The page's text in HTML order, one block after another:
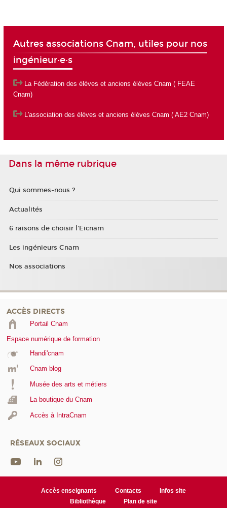
Autres associations Cnam, utiles pour nos
ingénieur·e·s
La Fédération des élèves et anciens élèves Cnam ( FEAE
Cnam)
L'association des élèves et anciens élèves Cnam ( AE2 Cnam)
Dans la même rubrique
Qui sommes-nous ?
Actualités
6 raisons de choisir l'Eicnam
Les ingénieurs Cnam
Nos associations
ACCÈS DIRECTS
Portail Cnam
Espace numérique de formation
Handi'cnam
Cnam blog
Musée des arts et métiers
La boutique du Cnam
Accès à IntraCnam
RÉSEAUX SOCIAUX
Accès enseignants Contacts
Infos site
Bibliothèque
Plan de site